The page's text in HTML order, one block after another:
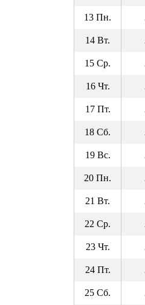
13 Пн.
14 Вт.
15 Ср.
16 Чт.
17 Пт.
18 Сб.
19 Вс.
20 Пн.
21 Вт.
22 Ср.
23 Чт.
24 Пт.
25 Сб.